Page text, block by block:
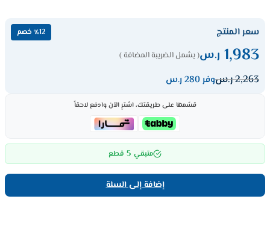
سعر المنتج ٪12 خصم
1,983 ر.س( يشمل الضريبة المضافة )
2,263ر.سوفر 280 ر.س
قسّمها على طريقتك، اشترِ الآن وادفع لاحقاً
متبقي 5 قطع
إضافة إلى السلة